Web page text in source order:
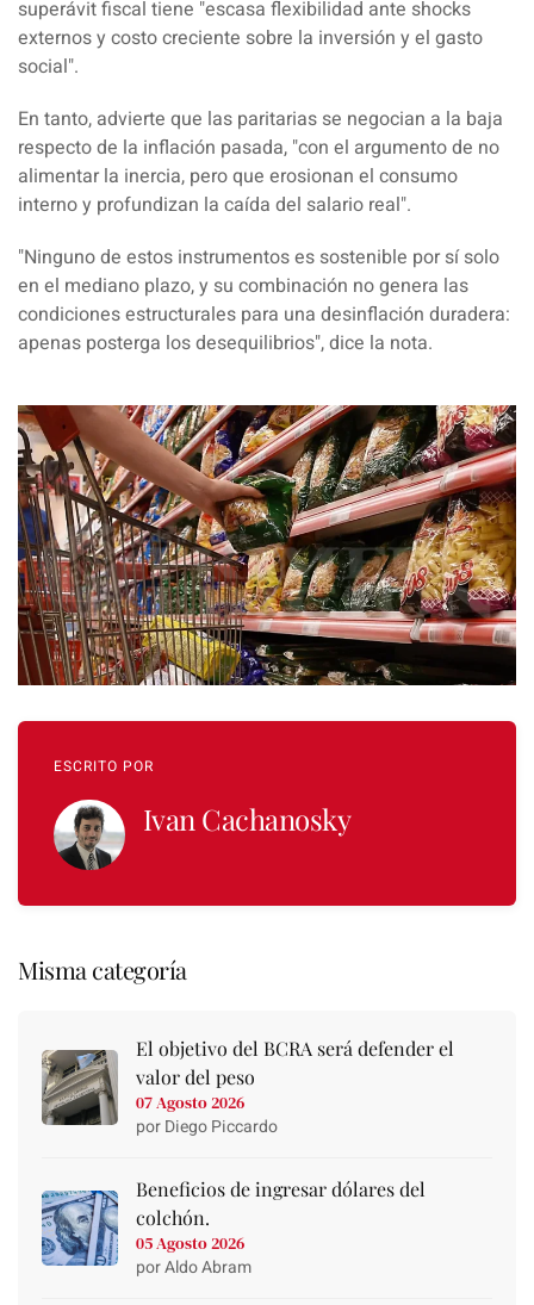
superávit fiscal tiene "escasa flexibilidad ante shocks
externos y costo creciente sobre la inversión y el gasto
social".
En tanto, advierte que las paritarias se negocian a la baja
respecto de la inflación pasada, "con el argumento de no
alimentar la inercia, pero que erosionan el consumo
interno y profundizan la caída del salario real".
"Ninguno de estos instrumentos es sostenible por sí solo
en el mediano plazo, y su combinación no genera las
condiciones estructurales para una desinflación duradera:
apenas posterga los desequilibrios", dice la nota.
ESCRITO POR
Ivan Cachanosky
Misma categoría
El objetivo del BCRA será defender el
valor del peso
07 Agosto 2026
por Diego Piccardo
Beneficios de ingresar dólares del
colchón.
05 Agosto 2026
por Aldo Abram